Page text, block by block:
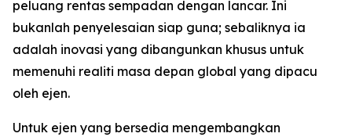
peluang rentas sempadan dengan lancar. Ini
bukanlah penyelesaian siap guna; sebaliknya ia
adalah inovasi yang dibangunkan khusus untuk
memenuhi realiti masa depan global yang dipacu
oleh ejen.
Untuk ejen yang bersedia mengembangkan